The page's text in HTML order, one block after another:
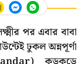
পর এবার বাবা
ঢুকল অন্নপূর্ণা